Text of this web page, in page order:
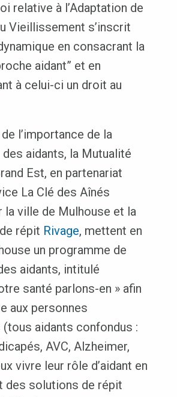
relative à l’Adaptation de
Vieillissement s’inscrit
en consacrant la
aidant” et en
à celui-ci un droit au
l’importance de la
aidants, la Mutualité
Est, en partenariat
La Clé des Aînés
la ville de Mulhouse et la
répit Rivage, mettent en
un programme de
aidants, intitulé
santé parlons-en » afin
aux personnes
aidants confondus :
AVC, Alzheimer,
vivre leur rôle d’aidant en
des solutions de répit